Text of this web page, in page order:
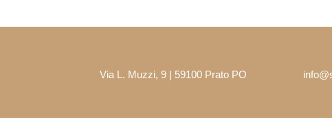
Via L. Muzzi, 9 | 59100 Prato PO